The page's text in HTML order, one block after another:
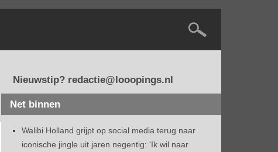
Nieuwstip? redactie@looopings.nl
Net binnen
Walibi Holland grijpt op social media terug naar
iconische jingle uit jaren negentig: 'Ik wil naar